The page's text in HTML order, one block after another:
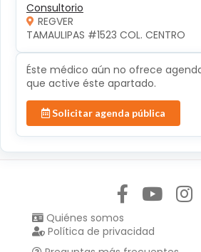
Consultorio
REGVER
TAMAULIPAS #1523 COL. CENTRO
Éste médico aún no ofrece
que active éste apartado.
Solicitar agenda pública
Quiénes somos
Política de privacidad